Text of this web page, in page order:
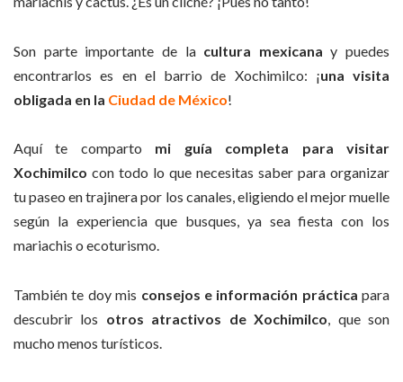
Son parte importante de la cultura mexicana y puedes
encontrarlos es en el barrio de Xochimilco: ¡una visita
obligada en la Ciudad de México!
Aquí te comparto mi guía completa para visitar
Xochimilco con todo lo que necesitas saber para organizar
tu paseo en trajinera por los canales, eligiendo el mejor muelle
según la experiencia que busques, ya sea fiesta con los
mariachis o ecoturismo.
También te doy mis consejos e información práctica para
descubrir los otros atractivos de Xochimilco , que son
mucho menos turísticos.